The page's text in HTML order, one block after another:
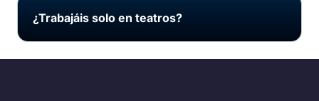
¿Trabajáis solo en teatros?